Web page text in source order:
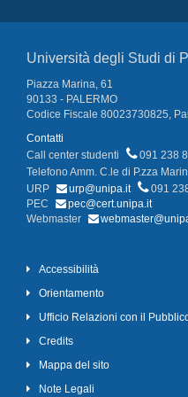
Università degli Studi di
Piazza Marina, 61
90133 - PALERMO
Codice Fiscale 80023730825,
Contatti
Call center studenti
091 238
Telefono Amm. C.le di P.zza
URP
urp@unipa.it
091
PEC
pec@cert.unipa.it
Webmaster
Accessibilità
Orientamento
Ufficio Relazioni con il
Credits
Mappa del sito
Note Legali